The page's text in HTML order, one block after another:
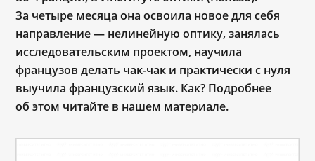
За четыре месяца она освоила новое для себя
направление — нелинейную оптику, занялась
исследовательским проектом, научила
французов делать чак-чак и практически с нуля
выучила французский язык. Как? Подробнее
об этом читайте в нашем материале.